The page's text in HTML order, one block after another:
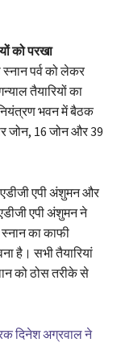
को परखा
पर्व को लेकर
तैयारियों का
नियंत्रण भवन में बैठक
जोन, 16 जोन और 39
एपी अंशुमन और
एपी अंशुमन ने
का काफी
है। सभी तैयारियां
को ठोस तरीके से
दिनेश अग्रवाल ने